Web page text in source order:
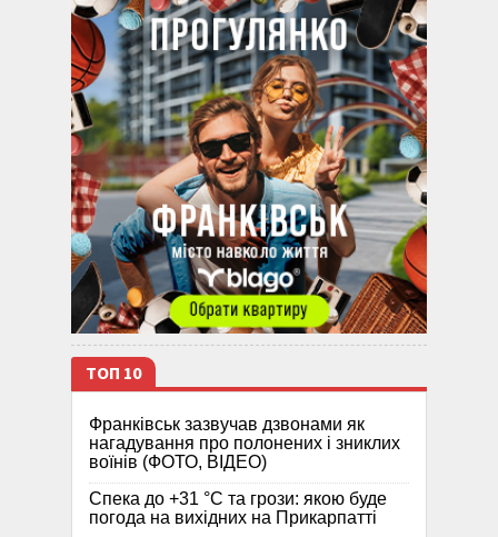
ТОП 10
Франківськ зазвучав дзвонами як
нагадування про полонених і зниклих
воїнів (ФОТО, ВІДЕО)
Спека до +31 °C та грози: якою буде
погода на вихідних на Прикарпатті